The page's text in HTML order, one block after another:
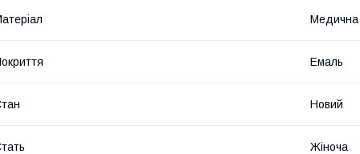
Медична
Емаль
Новий
Жіноча